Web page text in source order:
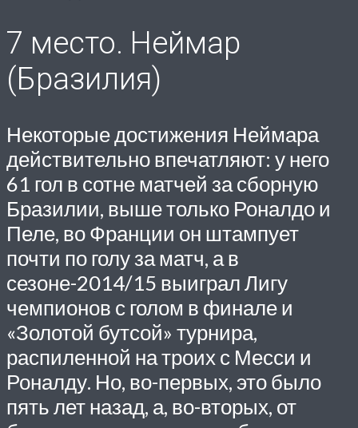
7 место. Неймар
(Бразилия)
Некоторые достижения Неймара
действительно впечатляют: у него
61 гол в сотне матчей за сборную
Бразилии, выше только Роналдо и
Пеле, во Франции он штампует
почти по голу за матч, а в
сезоне-2014/15 выиграл Лигу
чемпионов с голом в финале и
«Золотой бутсой» турнира,
распиленной на троих с Месси и
Роналду. Но, во-первых, это было
пять лет назад, а, во-вторых, от